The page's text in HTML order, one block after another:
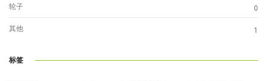
轮子 0
其他 1
标签